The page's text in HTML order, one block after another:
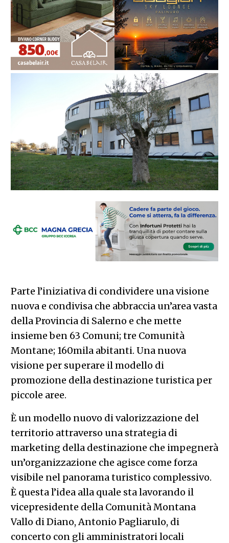
Parte l’iniziativa di condividere una visione
nuova e condivisa che abbraccia un’area vasta
della Provincia di Salerno e che mette
insieme ben 63 Comuni; tre Comunità
Montane; 160mila abitanti. Una nuova
visione per superare il modello di
promozione della destinazione turistica per
piccole aree.
È un modello nuovo di valorizzazione del
territorio attraverso una strategia di
marketing della destinazione che impegnerà
un’organizzazione che agisce come forza
visibile nel panorama turistico complessivo.
È questa l’idea alla quale sta lavorando il
vicepresidente della Comunità Montana
Vallo di Diano, Antonio Pagliarulo, di
concerto con gli amministratori locali